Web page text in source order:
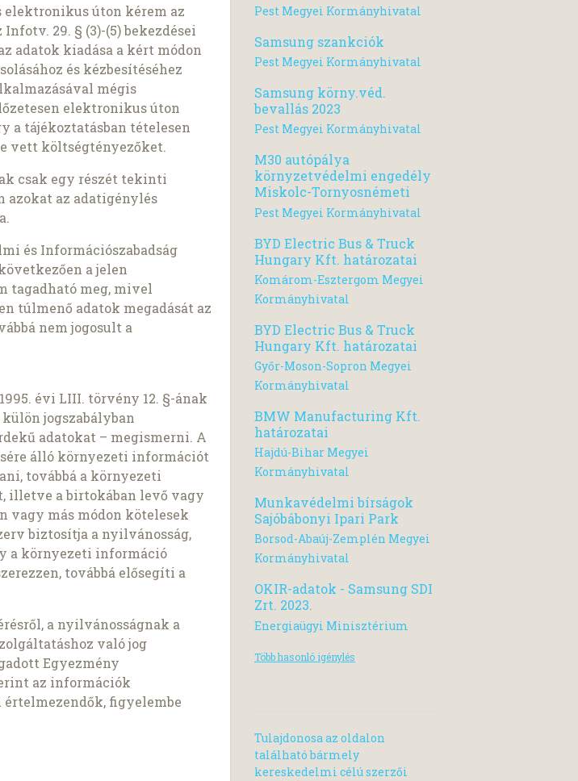
úton kérem az
29. § (3)-(5) bekezdései
adatok kiadása a kért módon
és kézbesítéséhez
mégis
elektronikus úton
a tájékoztatásban tételesen
vett költségtényezőket.
csak egy részét tekinti
azokat az adatigénylés
és Információszabadság
a jelen
tagadható meg, mivel
túlmenő adatok megadását az
nem jogosult a
évi LIII. törvény 12. §-ának
jogszabályban
adatokat – megismerni. A
álló környezeti információt
továbbá a környezeti
illetve a birtokában levő vagy
vagy más módon kötelesek
biztosítja a nyilvánosság,
a környezeti információ
továbbá elősegíti a
a nyilvánosságnak a
való jog
Egyezmény
az információk
figyelembe
Pest Megyei Kormányhivatal
Samsung szankciók
Pest Megyei Kormányhivatal
Samsung körny.véd.
bevallás 2023
Pest Megyei Kormányhivatal
M30 autópálya
környzetvédelmi engedély
Miskolc-Tornyosnémeti
Pest Megyei Kormányhivatal
BYD Electric Bus & Truck
Hungary Kft. határozatai
Komárom-Esztergom Megyei
Kormányhivatal
BYD Electric Bus & Truck
Hungary Kft. határozatai
Győr-Moson-Sopron Megyei
Kormányhivatal
BMW Manufacturing Kft.
határozatai
Hajdú-Bihar Megyei
Kormányhivatal
Munkavédelmi bírságok
Sajóbábonyi Ipari Park
Borsod-Abaúj-Zemplén Megyei
Kormányhivatal
OKIR-adatok - Samsung SDI
Zrt. 2023.
Energiaügyi Minisztérium
Több hasonló igénylés
Tulajdonosa az oldalon
található bármely
kereskedelmi célú szerzői